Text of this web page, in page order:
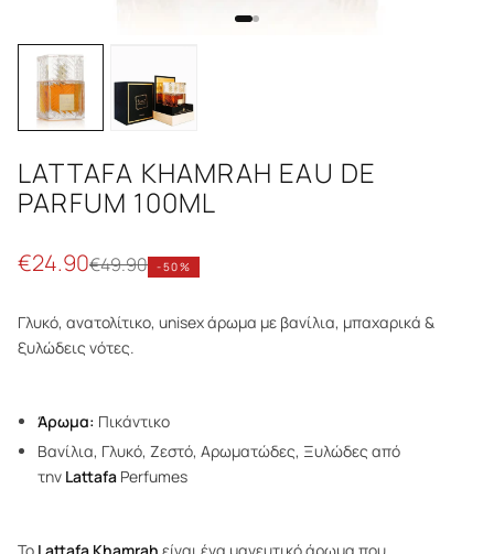
LATTAFA KHAMRAH EAU DE
PARFUM 100ML
€24.90€49.90 -50%
Γλυκό, ανατολίτικο, unisex άρωμα με βανίλια, μπαχαρικά &
ξυλώδεις νότες.
Άρωμα: Πικάντικο
Βανίλια, Γλυκό, Ζεστό, Αρωματώδες, Ξυλώδες από
την Lattafa Perfumes